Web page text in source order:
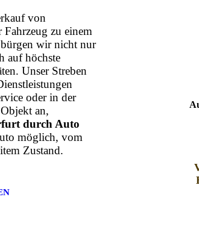
von
zu einem
wir nicht nur
auf höchste
Unser Streben
oder in der
an,
durch Auto
möglich, vom
Zustand.